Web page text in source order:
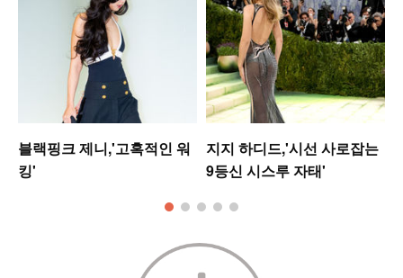
블랙핑크 제니,'고혹적인 워
킹'
지지 하디드,'시선 사로잡는
9등신 시스루 자태'